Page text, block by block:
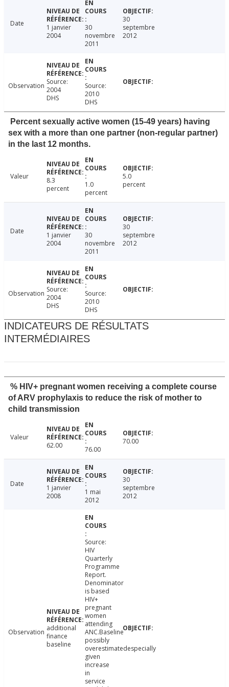
Date
1 janvier
2004
30
novembre
2011
30
septembre
2012
Observation Source:
2004
DHS
Source:
2010
DHS
Percent sexually active women (15-49 years) having
sex with a more than one partner (non-regular partner)
in the last 12 months.
Valeur
8.3
percent
1.0
percent
5.0
percent
Date
1 janvier
2004
30
novembre
2011
30
septembre
2012
Observation Source:
2004
DHS
Source:
2010
DHS
INDICATEURS DE RÉSULTATS
INTERMÉDIAIRES
% HIV+ pregnant women receiving a complete course
of ARV prophylaxis to reduce the risk of mother to
child transmission
Valeur
62.00
76.00
70.00
Date
1 janvier
2008
1 mai
2012
30
septembre
2012
Observation additional
finance
baseline
Source:
HIV
Quarterly
Programme
Report.
Denominator
is based
HIV+
pregnant
women
attending
ANC.Baseline
possibly
overestimatedespecially
given
increase
in
service